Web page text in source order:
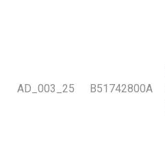
AD_003_25 B51742800A